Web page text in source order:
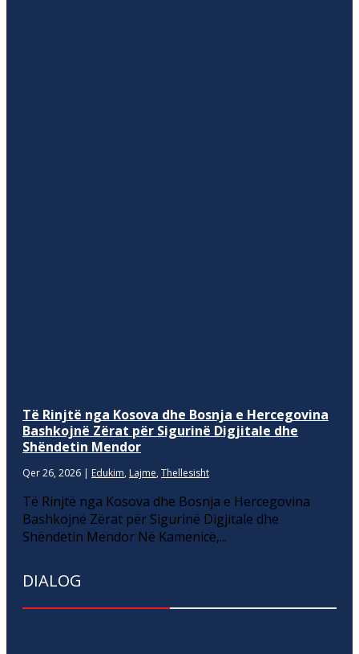
Të Rinjtë nga Kosova dhe Bosnja e Hercegovina
Bashkojnë Zërat për Sigurinë Digjitale dhe
Shëndetin Mendor
Qer 26, 2026 | Edukim, Lajme, Thellesisht
Të Rinjtë nga Kosova dhe Bosnja e Hercegovina
Bashkojnë Zërat për Sigurinë Digjitale dhe
Shëndetin Mendor Në Kamenicë,...
DIALOG